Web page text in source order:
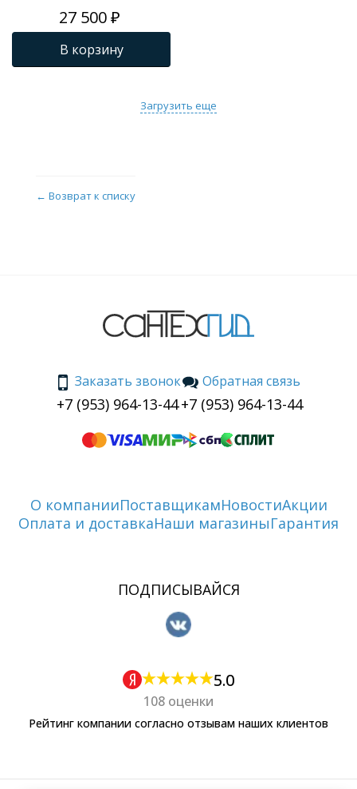
← Возврат к списку
27 500 ₽
В корзину
Загрузить еще
Заказать звонок
+7 (953) 964-13-44
Обратная связь
+7 (953) 964-13-44
О компанииПоставщикамНовостиАкции
Оплата и доставкаНаши магазиныГарантия
ПОДПИСЫВАЙСЯ
5.0
108 оценки
Рейтинг компании согласно отзывам наших клиентов